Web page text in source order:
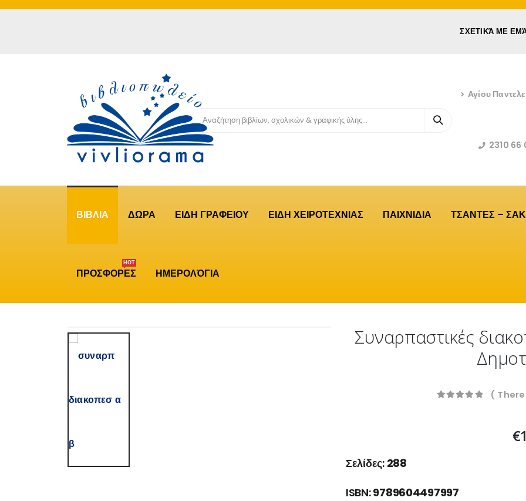
ΣΧΕΤΙΚΆ ΜΕ
Αγίου
2310 66
ΒΙΒΛΙΑ ΔΩΡΑ ΕΙΔΗ ΓΡΑΦΕΙΟΥ ΕΙΔΗ ΧΕΙΡΟΤΕΧΝΙΑΣ ΠΑΙΧΝΙΔΙΑ ΤΣΑΝΤΕΣ –
ΠΡΟΣΦΟΡΕΣ
ΗΟΤ
ΗΜΕΡΟΛΌΓΙΑ
Συναρπαστικές
(
€
Σελίδες: 288
ISBN:9789604497997